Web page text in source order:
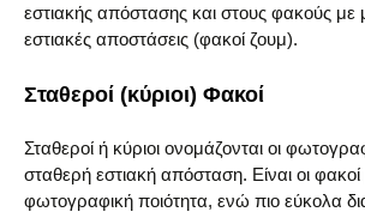
εστιακής απόστασης και στους φακούς με
εστιακές αποστάσεις (φακοί ζουμ).
Σταθεροί (κύριοι) Φακοί
Σταθεροί ή κύριοι ονομάζονται οι
σταθερή εστιακή απόσταση. Είναι οι
φωτογραφική ποιότητα, ενώ πιο εύκολα